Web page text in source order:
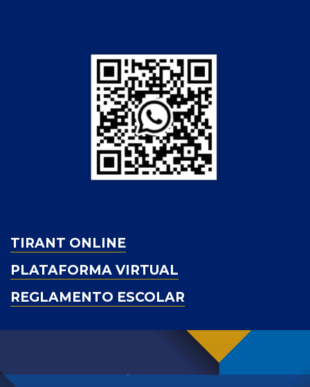
TIRANT ONLINE
PLATAFORMA VIRTUAL
REGLAMENTO ESCOLAR